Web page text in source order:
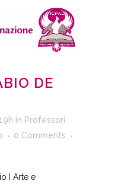
DE
in Professori
0 Comments
I Arte e